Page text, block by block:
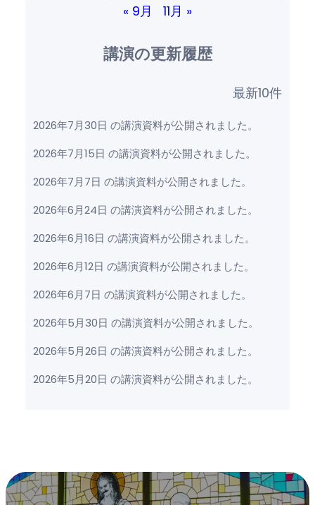
« 9月
11月 »
講演の更新履歴
最新10件
2026年7月30日 の講演資料が公開されました。
2026年7月15日 の講演資料が公開されました。
2026年7月7日 の講演資料が公開されました。
2026年6月24日 の講演資料が公開されました。
2026年6月16日 の講演資料が公開されました。
2026年6月12日 の講演資料が公開されました。
2026年6月7日 の講演資料が公開されました。
2026年5月30日 の講演資料が公開されました。
2026年5月26日 の講演資料が公開されました。
2026年5月20日 の講演資料が公開されました。